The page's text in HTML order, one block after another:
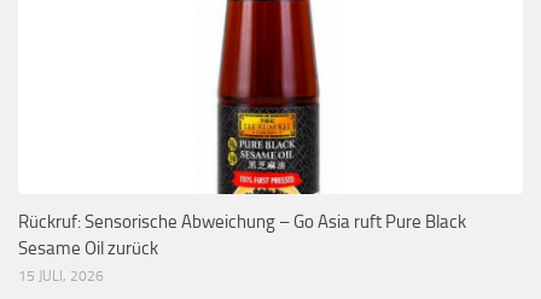
Rückruf: Sensorische Abweichung – Go Asia ruft Pure Black
Sesame Oil zurück
15 JULI, 2026